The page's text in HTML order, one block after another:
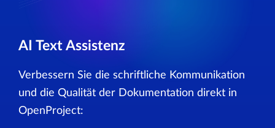
AI Text Assistenz
Verbessern Sie die schriftliche Kommunikation
und die Qualität der Dokumentation direkt in
OpenProject: